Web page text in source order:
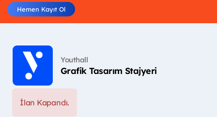
Hemen Kayıt Ol
Youthall
Grafik Tasarım Stajyeri
İlan Kapandı.